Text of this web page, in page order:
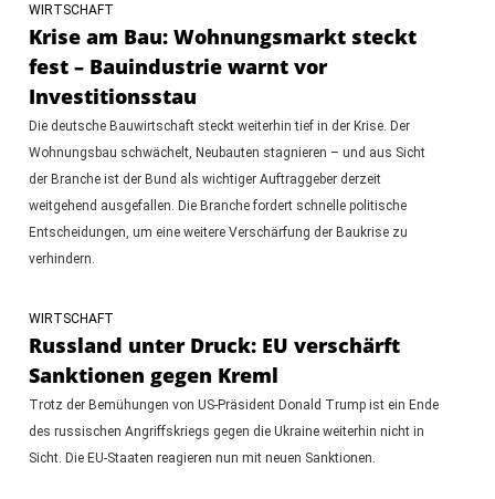
WIRTSCHAFT
Krise am Bau: Wohnungsmarkt steckt
fest – Bauindustrie warnt vor
Investitionsstau
Die deutsche Bauwirtschaft steckt weiterhin tief in der Krise. Der
Wohnungsbau schwächelt, Neubauten stagnieren – und aus Sicht
der Branche ist der Bund als wichtiger Auftraggeber derzeit
weitgehend ausgefallen. Die Branche fordert schnelle politische
Entscheidungen, um eine weitere Verschärfung der Baukrise zu
verhindern.
WIRTSCHAFT
Russland unter Druck: EU verschärft
Sanktionen gegen Kreml
Trotz der Bemühungen von US-Präsident Donald Trump ist ein Ende
des russischen Angriffskriegs gegen die Ukraine weiterhin nicht in
Sicht. Die EU-Staaten reagieren nun mit neuen Sanktionen.